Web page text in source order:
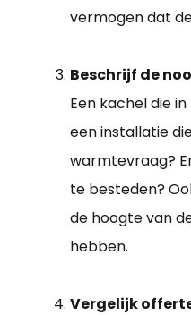
vermogen dat
Beschrijf de
Een kachel die
een installatie
warmtevraag?
te besteden?
de hoogte van
hebben.
Vergelijk